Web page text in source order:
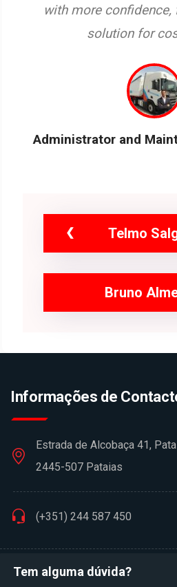
with more
solution for
Administrator and
Telmo
Bruno
Informações de
Estrada de Alcobaça 41,
2445-507 Pataias
(+351) 244 587 450
Tem alguma dúvida?